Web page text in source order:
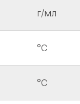
г/мл
°C
°C